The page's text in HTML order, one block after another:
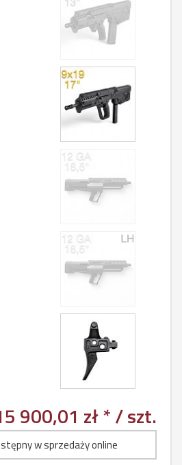
900,01 zł */ szt.
w sprzedaży online